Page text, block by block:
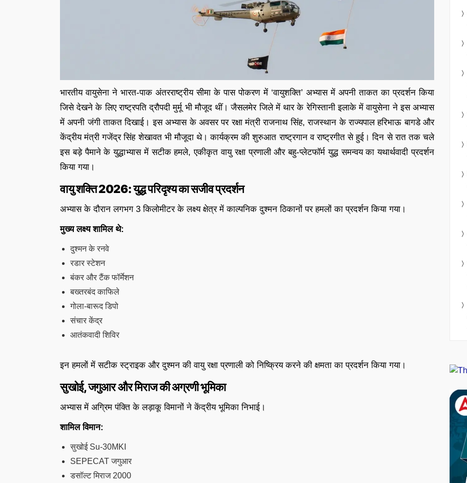
भारतीय वायुसेना ने भारत-पाक अंतरराष्ट्रीय सीमा के पास पोकरण में ‘वायुशक्ति’ अभ्यास में अपनी ताकत का प्रदर्शन किया
जिसे देखने के लिए राष्ट्रपति द्रौपदी मुर्मू भी मौजूद थीं। जैसलमेर जिले में थार के रेगिस्तानी इलाके में वायुसेना ने इस अभ्यास
में अपनी जंगी ताकत दिखाई। इस अभ्यास के अवसर पर रक्षा मंत्री राजनाथ सिंह, राजस्थान के राज्यपाल हरिभाऊ बागडे और
केंद्रीय मंत्री गजेंद्र सिंह शेखावत भी मौजूदा थे। कार्यक्रम की शुरुआत राष्ट्रगान व राष्ट्रगीत से हुई। दिन से रात तक चले
इस बड़े पैमाने के युद्धाभ्यास में सटीक हमले, एकीकृत वायु रक्षा प्रणाली और बहु-प्लेटफॉर्म युद्ध समन्वय का यथार्थवादी प्रदर्शन
किया गया।
वायु शक्ति 2026: युद्ध परिदृश्य का सजीव प्रदर्शन
अभ्यास के दौरान लगभग 3 किलोमीटर के लक्ष्य क्षेत्र में काल्पनिक दुश्मन ठिकानों पर हमलों का प्रदर्शन किया गया।
मुख्य लक्ष्य शामिल थे:
दुश्मन के रनवे
रडार स्टेशन
बंकर और टैंक फॉर्मेशन
बख्तरबंद काफिले
गोला-बारूद डिपो
संचार केंद्र
आतंकवादी शिविर
इन हमलों में सटीक स्ट्राइक और दुश्मन की वायु रक्षा प्रणाली को निष्क्रिय करने की क्षमता का प्रदर्शन किया गया।
सुखोई, जगुआर और मिराज की अग्रणी भूमिका
अभ्यास में अग्रिम पंक्ति के लड़ाकू विमानों ने केंद्रीय भूमिका निभाई।
शामिल विमान:
सुखोई Su-30MKI
SEPECAT जगुआर
डसॉल्ट मिराज 2000